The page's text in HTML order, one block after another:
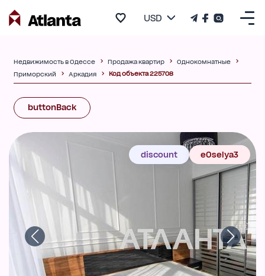
USD
Недвижимость в Одессе Продажа квартир
Однокомнатные
Приморский
Аркадия Код объекта 225708
buttonBack
discount eOselya3